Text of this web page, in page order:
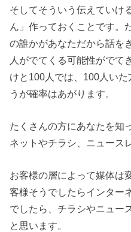
そしてそういう伝えていけ
ん」作っておくことです。
の誰かがあなただから話を
人がでてくる可能性がでて
けと100人では、100人い
うが確率はあがります。
たくさんの方にあなたを知
ネットやチラシ、ニュース
お客様の層によって媒体は
客様そうでしたらインター
でしたら、チラシやニュー
と思います。